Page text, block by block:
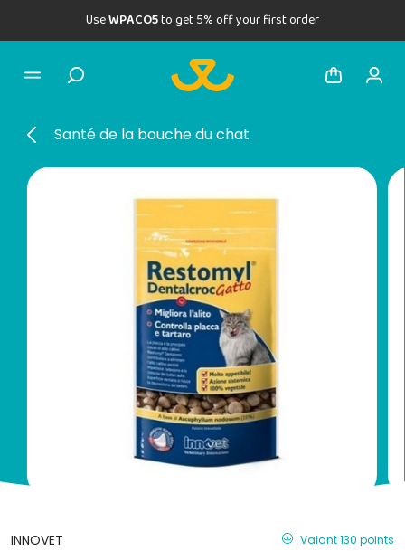
UseWPACO5to get 5% off your first order
Santé de la bouche du chat
INNOVET Valant 130 points